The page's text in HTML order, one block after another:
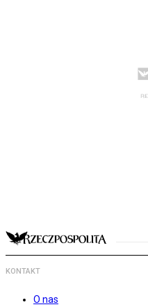
KONTAKT
O nas